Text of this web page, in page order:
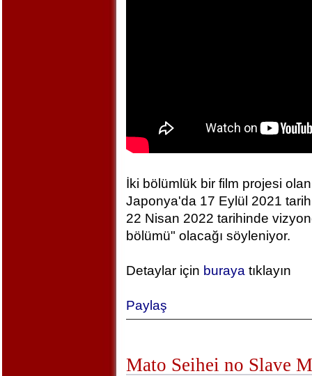
İki bölümlük bir film projesi
Japonya'da 17 Eylül 2021
22 Nisan 2022 tarihinde
bölümü" olacağı söyleniyor.
Detaylar için buraya tıklayın
Paylaş
Mato Seihei no Slave